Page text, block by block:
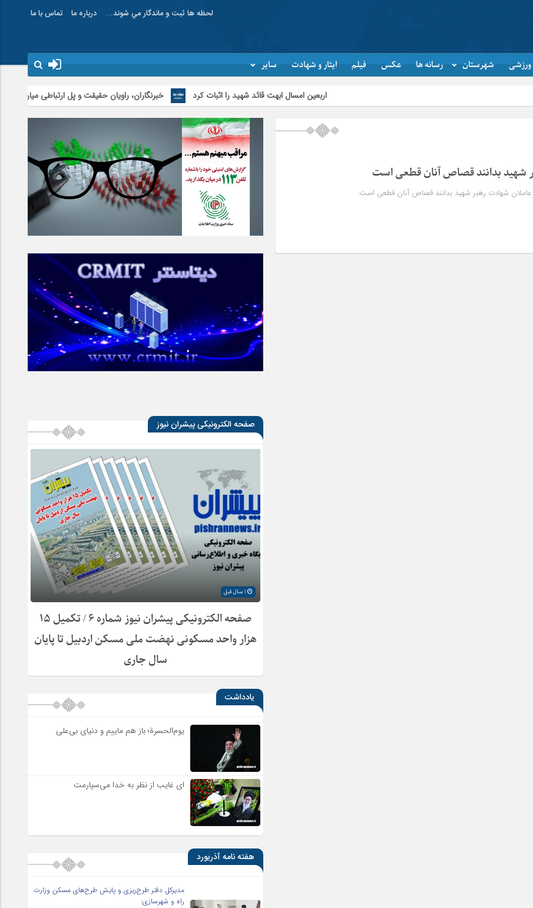
لحظه ها ثبت و ماندگار مي شوند… درباره ما تماس با ما
ورزشی شهرستان رسانه ها عکس فیلم ایثار و شهادت سایر
اربعین امسال ابهت قائد شهید را اثبات کرد خبرنگاران، راویان حقیقت و پل ارتباطی میان مردم و مسئولان
شهید بدانند قصاص آنان قطعی است
شهادت رهبر شهید بدانند قصاص آنان قطعی است.
صفحه الکترونیکی پیشران نیوز
صفحه الکترونیکی پیشران نیوز شماره ۶ / تکمیل ۱۵
هزار واحد مسکونی نهضت ملی مسکن اردبیل تا پایان
سال جاری
یادداشت
یوم‌الحسرة؛ باز هم ماییم و دنیای بی‌علی
ای غایب از نظر به خدا می‌سپارمت
هفته نامه آذریورد
مدیرکل دفتر طرح‌ریزی و پایش طرح‌های مسکن وزارت
راه و شهرسازی: